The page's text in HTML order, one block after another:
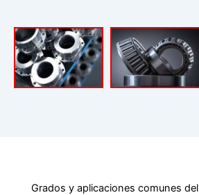
Grados y aplicaciones comunes